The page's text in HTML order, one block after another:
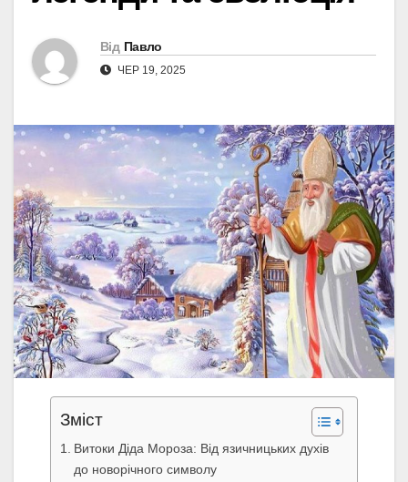
Від Павло
ЧЕР 19, 2025
Зміст
Витоки Діда Мороза: Від язичницьких духів
до новорічного символу